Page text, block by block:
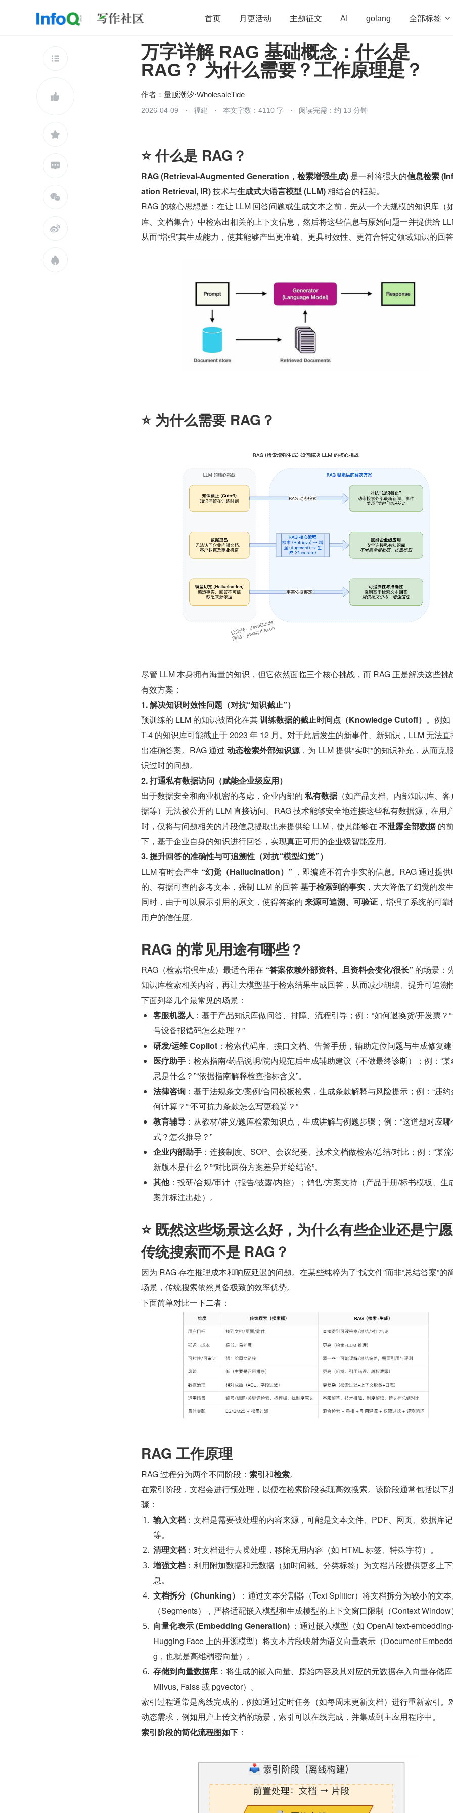
首页 月更活动 主题征文 AI golang 全部标签 
开源 架构 OpenHarmony 算法 学习方法 Web3.0
团队管理 程序员 运维 深度思考 低代码 redis
查看更多







万字详解 RAG 基础概念：什么是
RAG？ 为什么需要？工作原理是？
作者： 量贩潮汐·WholesaleTide
2026-04-09 福建 本文字数：4110 字 阅读完需：约 13 分钟
⭐️ 什么是 RAG？
RAG (Retrieval-Augmented Generation，检索增强生成) 是一种将强大的信息检索
ation Retrieval, IR) 技术与生成式大语言模型 (LLM) 相结合的框架。
RAG 的核心思想是：在让 LLM 回答问题或生成文本之前，先从一个大规模的知识库（
库、文档集合）中检索出相关的上下文信息，然后将这些信息与原始问题一并提供给
从而“增强”其生成能力，使其能够产出更准确、更具时效性、更符合特定领域知识的回
⭐️ 为什么需要 RAG？
尽管 LLM 本身拥有海量的知识，但它依然面临三个核心挑战，而 RAG 正是解决这些挑
有效方案：
1. 解决知识时效性问题（对抗“知识截止”）
预训练的 LLM 的知识被固化在其 训练数据的截止时间点（Knowledge Cutoff） 。例如
T-4 的知识库可能截止于 2023 年 12 月。对于此后发生的新事件、新知识，LLM 无法直
出准确答案。RAG 通过 动态检索外部知识源，为 LLM 提供“实时”的知识补充，从而克
识过时的问题。
2. 打通私有数据访问（赋能企业级应用）
出于数据安全和商业机密的考虑，企业内部的 私有数据（如产品文档、内部知识库、客
据等）无法被公开的 LLM 直接访问。RAG 技术能够安全地连接这些私有数据源，在用
时，仅将与问题相关的片段信息提取出来提供给 LLM，使其能够在 不泄露全部数据 的
下，基于企业自身的知识进行回答，实现真正可用的企业级智能应用。
3. 提升回答的准确性与可追溯性（对抗“模型幻觉”）
LLM 有时会产生 “幻觉（Hallucination）” ，即编造不符合事实的信息。RAG 通过提
的、有据可查的参考文本，强制 LLM 的回答 基于检索到的事实 ，大大降低了幻觉的发
同时，由于可以展示引用的原文，使得答案的 来源可追溯、可验证 ，增强了系统的可
用户的信任度。
RAG 的常见用途有哪些？
RAG（检索增强生成）最适合用在 “答案依赖外部资料、且资料会变化/很长” 的场景：
知识库检索相关内容，再让大模型基于检索结果生成回答，从而减少胡编、提升可追溯
下面列举几个最常见的场景：
客服机器人 ：基于产品知识库做问答、排障、流程引导；例：“如何退换货/开发票？
号设备报错码怎么处理？”
研发/运维 Copilot ：检索代码库、接口文档、告警手册，辅助定位问题与生成修复
医疗助手 ：检索指南/药品说明/院内规范后生成辅助建议（不做最终诊断）；例：“
忌是什么？”“依据指南解释检查指标含义”。
法律咨询 ：基于法规条文/案例/合同模板检索，生成条款解释与风险提示；例：“违
何计算？”“不可抗力条款怎么写更稳妥？”
教育辅导 ：从教材/讲义/题库检索知识点，生成讲解与例题步骤；例：“这道题对应
式？怎么推导？”
企业内部助手 ：连接制度、SOP、会议纪要、技术文档做检索/总结/对比；例：“某
新版本是什么？”“对比两份方案差异并给结论”。
其他：投研/合规/审计（报告/披露/内控）；销售/方案支持（产品手册/标书模板、生
案并标注出处）。
⭐️ 既然这些场景这么好，为什么有些企业还是宁
传统搜索而不是 RAG？
因为 RAG 存在推理成本和响应延迟的问题。在某些纯粹为了“找文件”而非“总结答案”的
场景，传统搜索依然具备极致的效率优势。
下面简单对比一下二者：
RAG 工作原理
RAG 过程分为两个不同阶段： 索引和检索。
在索引阶段，文档会进行预处理，以便在检索阶段实现高效搜索。该阶段通常包括以下
骤：
输入文档 ：文档是需要被处理的内容来源，可能是文本文件、PDF、网页、数据库
等。
清理文档 ：对文档进行去噪处理，移除无用内容（如 HTML 标签、特殊字符）。
增强文档 ：利用附加数据和元数据（如时间戳、分类标签）为文档片段提供更多上
息。
文档拆分（Chunking）
：通过文本分割器（Text Splitter）将文档拆分为较小的文
（Segments），严格适配嵌入模型和生成模型的上下文窗口限制（Context
向量化表示 (Embedding Generation) ：通过嵌入模型（如 OpenAI text-
Hugging Face 上的开源模型）将文本片段映射为语义向量表示（Document
g，也就是高维稠密向量）。
存储到向量数据库 ：将生成的嵌入向量、原始内容及其对应的元数据存入向量存储
Milvus, Faiss 或 pgvector）。
索引过程通常是离线完成的，例如通过定时任务（如每周末更新文档）进行重新索引。
动态需求，例如用户上传文档的场景，索引可以在线完成，并集成到主应用程序中。
索引阶段的简化流程图如下 ：